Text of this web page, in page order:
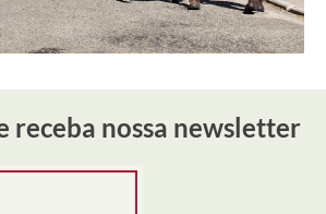
receba nossa newsletter